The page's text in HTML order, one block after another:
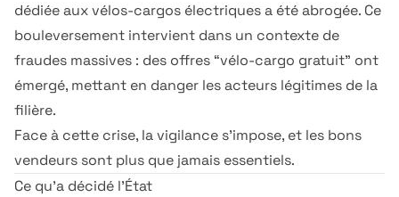
dédiée aux vélos-cargos électriques a été abrogée. Ce
bouleversement intervient dans un contexte de
fraudes massives : des offres “vélo-cargo gratuit” ont
émergé, mettant en danger les acteurs légitimes de la
filière.
Face à cette crise, la vigilance s’impose, et les bons
vendeurs sont plus que jamais essentiels.
Ce qu’a décidé l’État